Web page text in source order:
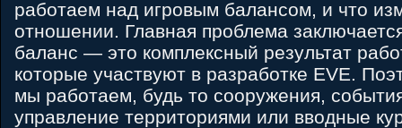
работаем над игровым балансом, и что
отношении. Главная проблема
баланс — это комплексный результат
которые участвуют в разработке EVE.
мы работаем, будь то сооружения,
управление территориями или вводные